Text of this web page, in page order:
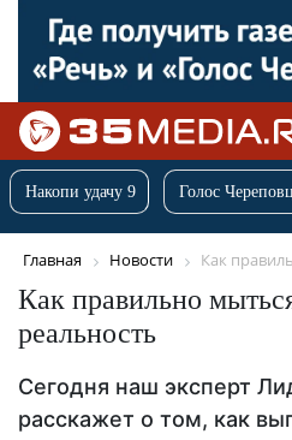
Накопи удачу 9 Голос
Главная Новости Как
Как правильно
реальность
Сегодня наш эксперт
расскажет о том, как